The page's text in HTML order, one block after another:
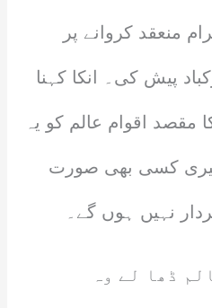
منعقد کروانے پر
پیش کی۔ انکا کہنا
مقصد اقوام عالم کو یہ
کسی بھی صورت
نہیں ہوں گے۔
ڈھا لے وہ